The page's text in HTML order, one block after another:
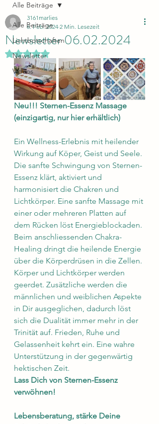
Alle Beiträge
Lichtbotschaften
Newsletter
Videos
Alle Beiträge
Newsletter 06.02.2024
3161marlies
6. Feb. 2024 2 Min. Lesezeit
Mit NaN von 5 Sternen bewertet.
Neu!!! Sternen-Essenz Massage
(einzigartig, nur hier erhältlich)
Ein Wellness-Erlebnis mit heilender
Wirkung auf Köper, Geist und Seele.
Die sanfte Schwingung von Sternen-
Essenz klärt, aktiviert und
harmonisiert die Chakren und
Lichtkörper. Eine sanfte Massage mit
einer oder mehreren Platten auf
dem Rücken löst Energieblockaden.
Beim anschliessenden Chakra-
Healing dringt die heilende Energie
über die Körperdrüsen in die Zellen.
Körper und Lichtkörper werden
geerdet. Zusätzliche werden die
männlichen und weiblichen Aspekte
in Dir ausgeglichen, dadurch löst
sich die Dualität immer mehr in der
Trinität auf. Frieden, Ruhe und
Gelassenheit kehrt ein. Eine wahre
Unterstützung in der gegenwärtig
hektischen Zeit.
Lass Dich von Sternen-Essenz
verwöhnen!
Lebensberatung, stärke Deine